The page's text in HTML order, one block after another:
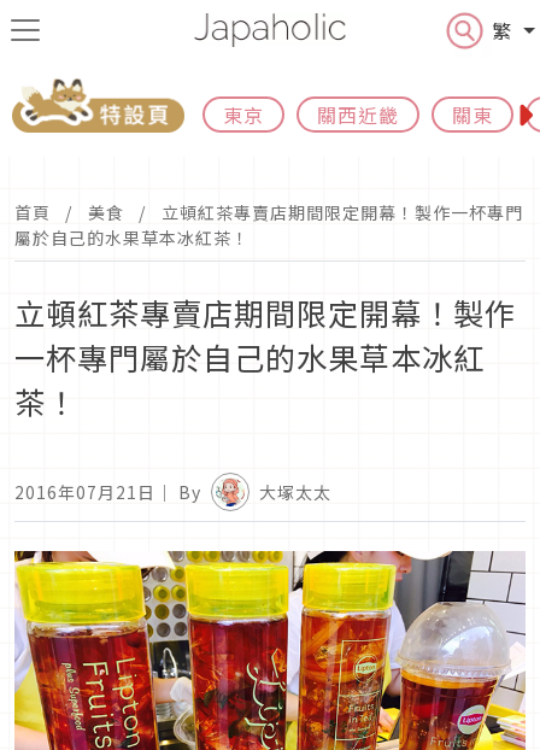
繁
東京 關西近畿 關東
首頁 美食
立頓紅茶專賣店期間限定開幕！製作一杯專門
屬於自己的水果草本冰紅茶！
立頓紅茶專賣店期間限定開幕！製作
一杯專門屬於自己的水果草本冰紅
茶！
2016年07月21日 ｜ By 大塚太太